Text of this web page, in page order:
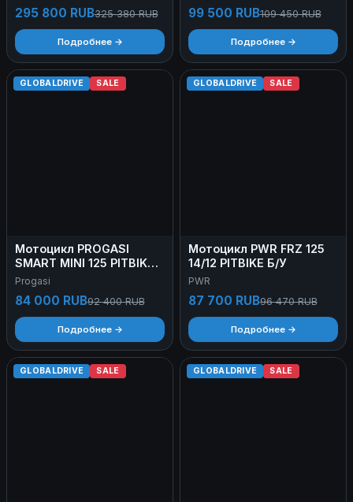
295 800 RUB325 380 RUB
Подробнее →
99 500 RUB109 450 RUB
Подробнее →
GLOBALDRIVE SALE
Мотоцикл PROGASI
SMART MINI 125 PITBIKE
Б/У
Progasi
84 000 RUB92 400 RUB
Подробнее →
GLOBALDRIVE SALE
Мотоцикл PWR FRZ 125
14/12 PITBIKE Б/У
PWR
87 700 RUB96 470 RUB
Подробнее →
GLOBALDRIVE SALE GLOBALDRIVE SALE